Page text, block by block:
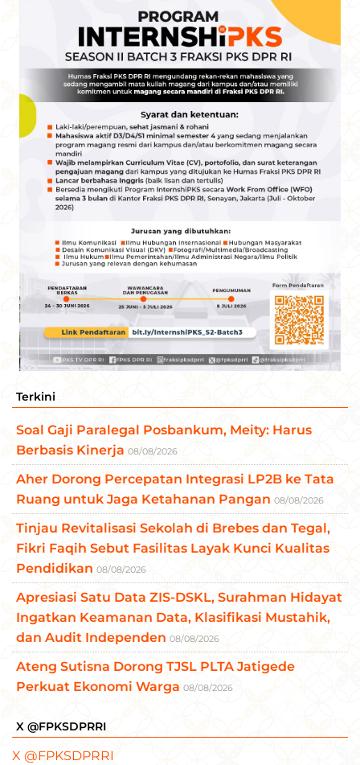
Terkini
Soal Gaji Paralegal Posbankum, Meity: Harus
Berbasis Kinerja 08/08/2026
Aher Dorong Percepatan Integrasi LP2B ke Tata
Ruang untuk Jaga Ketahanan Pangan 08/08/2026
Tinjau Revitalisasi Sekolah di Brebes dan Tegal,
Fikri Faqih Sebut Fasilitas Layak Kunci Kualitas
Pendidikan 08/08/2026
Apresiasi Satu Data ZIS-DSKL, Surahman Hidayat
Ingatkan Keamanan Data, Klasifikasi Mustahik,
dan Audit Independen 08/08/2026
Ateng Sutisna Dorong TJSL PLTA Jatigede
Perkuat Ekonomi Warga 08/08/2026
X @FPKSDPRRI
X @FPKSDPRRI